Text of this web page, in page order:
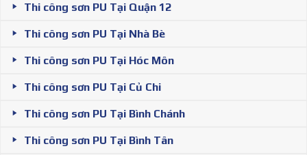
Thi công sơn PU Tại Quận 12
Thi công sơn PU Tại Nhà Bè
Thi công sơn PU Tại Hóc Môn
Thi công sơn PU Tại Củ Chi
Thi công sơn PU Tại Bình Chánh
Thi công sơn PU Tại Bình Tân